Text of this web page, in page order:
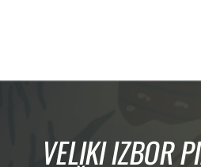
VELIKI IZBOR